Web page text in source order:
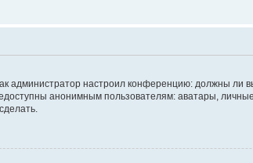
администратор настроил конференцию: должны
анонимным пользователям: аватары,